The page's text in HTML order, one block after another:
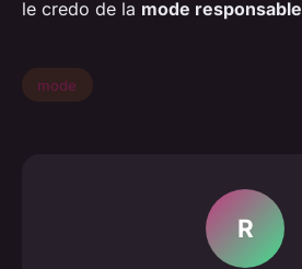
le credo de la mode responsable
mode
R